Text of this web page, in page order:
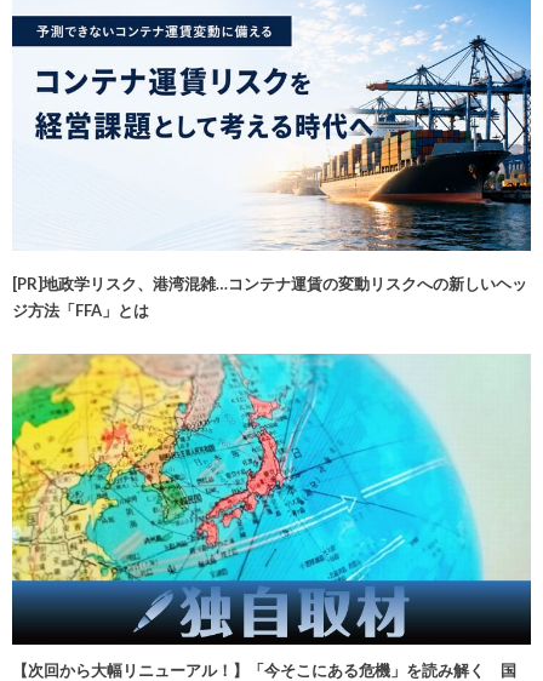
[PR]地政学リスク、港湾混雑…コンテナ運賃の変動リスクへの新しいヘッ
ジ方法「FFA」とは
【次回から大幅リニューアル！】「今そこにある危機」を読み解く 国